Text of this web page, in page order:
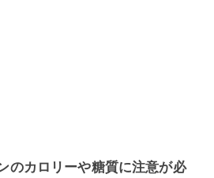
のカロリーや糖質に注意が必